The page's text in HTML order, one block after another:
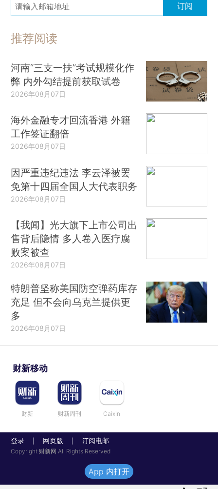
订阅
推荐阅读
河南“三支一扶”考试规模化作
弊 内外勾结提前获取试卷
2026年08月07日
海外金融专才回流香港 外籍
工作签证翻倍
2026年08月07日
因严重违纪违法 李云泽被罢
免第十四届全国人大代表职务
2026年08月07日
【我闻】光大旗下上市公司出
售背后隐情 多人卷入医疗腐
败案被查
2026年08月07日
特朗普坚称美国防空弹药库存
充足 但不会向乌克兰提供更
多
2026年08月07日
财新移动
财新 财新周刊 Caixin
登录 网页版 订阅电邮
Copyright 财新网 All Rights Reserved
App 内打开